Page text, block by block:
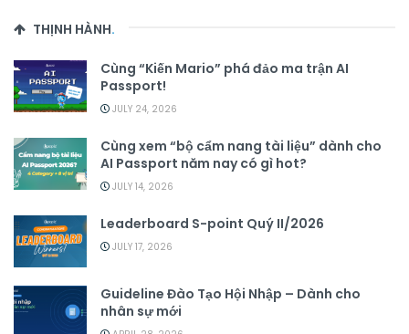
THỊNH HÀNH.
Cùng “Kiến Mario” phá đảo ma trận AI
Passport!
JULY 24, 2026
Cùng xem “bộ cẩm nang tài liệu” dành cho
AI Passport năm nay có gì hot?
JULY 14, 2026
Leaderboard S-point Quý II/2026
JULY 17, 2026
Guideline Đào Tạo Hội Nhập – Dành cho
nhân sự mới